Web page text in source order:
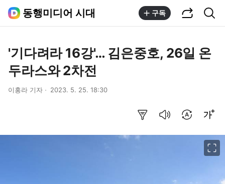
동행미디어 시대 구독
'기다려라 16강'… 김은중호, 26일 온
두라스와 2차전
이홍라 기자 2023. 5. 25. 18:30